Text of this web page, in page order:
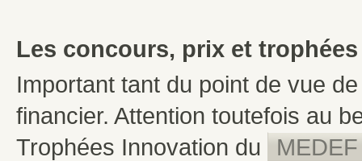
Les concours, prix et
Important tant du point de vue
financier. Attention toutefois au
Trophées Innovation du